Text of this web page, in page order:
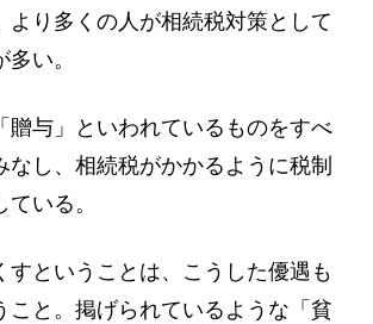
より多くの人が相続税対策として
い。
与」といわれているものをすべ
なし、相続税がかかるように税制
いる。
ということは、こうした優遇も
こと。掲げられているような「貧